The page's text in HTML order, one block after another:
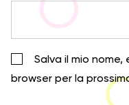
Salva il mio
browser per la